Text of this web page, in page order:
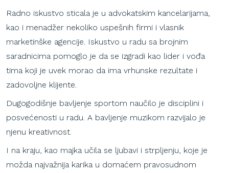
Radno iskustvo sticala je u advokatskim kancelarijama,
kao i menadžer nekoliko uspešnih firmi i vlasnik
marketinške agencije. Iskustvo u radu sa brojnim
saradnicima pomoglo je da se izgradi kao lider i vođa
tima koji je uvek morao da ima vrhunske rezultate i
zadovoljne klijente.
Dugogodišnje bavljenje sportom naučilo je disciplini i
posvećenosti u radu. A bavljenje muzikom razvijalo je
njenu kreativnost.
I na kraju, kao majka učila se ljubavi i strpljenju, koje je
možda najvažnija karika u domaćem pravosudnom